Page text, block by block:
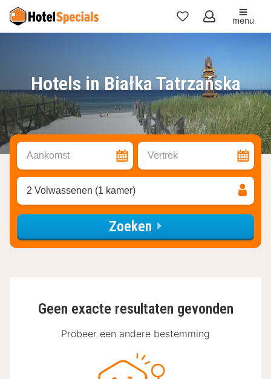
Mijn
menu
Hotels in Białka Tatrzańska
Aankomst Vertrek
2 Volwassenen (1 kamer)
Zoeken
Geen exacte resultaten gevonden
Probeer een andere bestemming